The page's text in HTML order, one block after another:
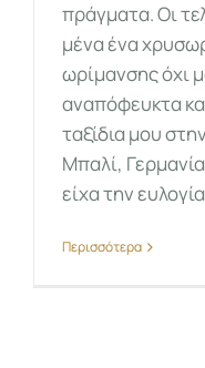
πράγματα. Οι
μένα ένα
ωρίμανσης όχι
αναπόφευκτα
ταξίδια μου
Μπαλί,
είχα την
Περισσότερα